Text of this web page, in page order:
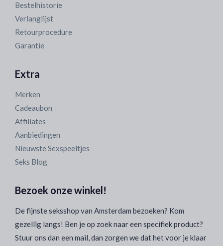
Bestelhistorie
Verlanglijst
Retourprocedure
Garantie
Extra
Merken
Cadeaubon
Affiliates
Aanbiedingen
Nieuwste Sexspeeltjes
Seks Blog
Bezoek onze winkel!
De fijnste seksshop van Amsterdam bezoeken? Kom
gezellig langs! Ben je op zoek naar een specifiek product?
Stuur ons dan een mail, dan zorgen we dat het voor je klaar